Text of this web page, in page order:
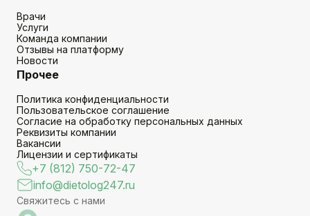
Врачи
Услуги
Команда компании
Отзывы на платформу
Новости
Прочее
Политика конфиденциальности
Пользовательское соглашение
Согласие на обработку персональных данных
Реквизиты компании
Вакансии
Лицензии и сертификаты
+7 (812) 750-72-47
info@dietolog247.ru
Свяжитесь с нами